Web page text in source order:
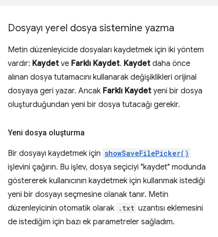
Dosyayı yerel dosya sistemine yazma
Metin düzenleyicide dosyaları kaydetmek için iki yöntem
vardır: Kaydet ve Farklı Kaydet. Kaydet daha önce
alınan dosya tutamacını kullanarak değişiklikleri orijinal
dosyaya geri yazar. Ancak Farklı Kaydet yeni bir dosya
oluşturduğundan yeni bir dosya tutacağı gerekir.
Yeni dosya oluşturma
Bir dosyayı kaydetmek için showSaveFilePicker()
işlevini çağırın. Bu işlev, dosya seçiciyi "kaydet" modunda
göstererek kullanıcının kaydetmek için kullanmak istediği
yeni bir dosyayı seçmesine olanak tanır. Metin
düzenleyicinin otomatik olarak .txt uzantısı eklemesini
de istediğim için bazı ek parametreler sağladım.